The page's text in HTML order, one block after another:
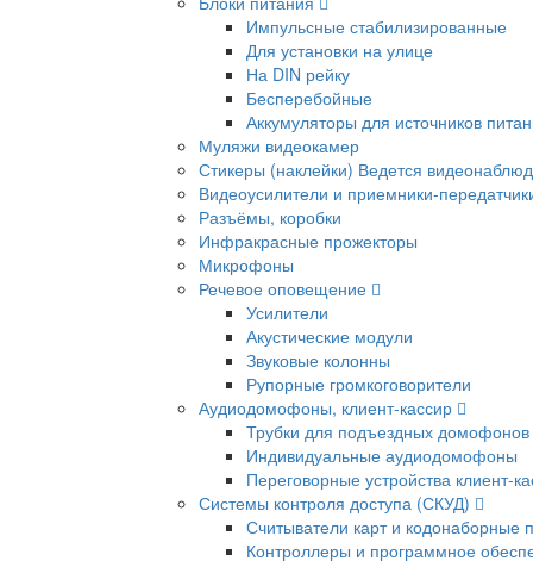
Импульсные стабилизированные
Для установки на улице
На DIN рейку
Бесперебойные
Аккумуляторы для источников
Муляжи видеокамер
Стикеры (наклейки) Ведется
Видеоусилители и приемники-
Разъёмы, коробки
Инфракрасные прожекторы
Микрофоны
Речевое оповещение
Усилители
Акустические модули
Звуковые колонны
Рупорные громкоговорители
Аудиодомофоны, клиент-кассир
Трубки для подъездных домофонов
Индивидуальные аудиодомофоны
Переговорные устройства клиент-
Системы контроля доступа (СКУД)
Считыватели карт и кодонаборные
Контроллеры и программное